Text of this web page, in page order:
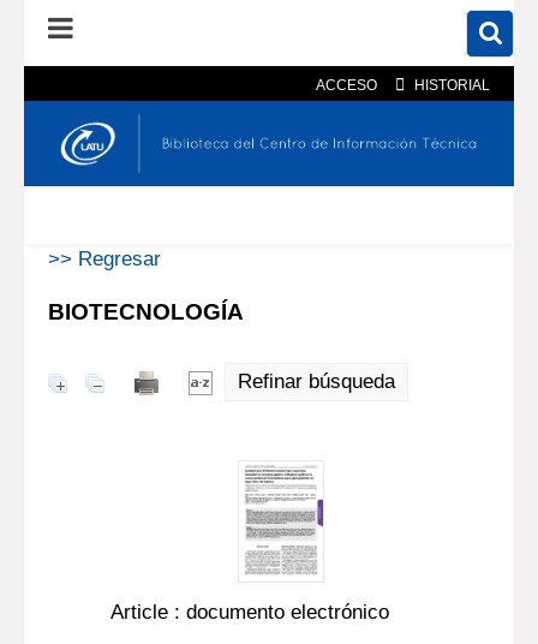
ACCESO HISTORIAL
En el catálogo En el sitio
>> Regresar
BIOTECNOLOGÍA
Refinar búsqueda
Article : documento electrónico